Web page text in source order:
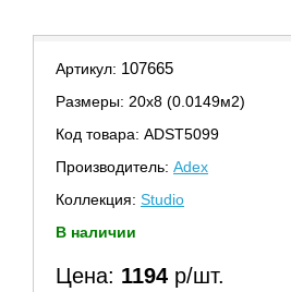
Артикул: 107665
Размеры: 20х8 (0.0149м2)
Код товара: ADST5099
Производитель: Adex
Коллекция: Studio
В наличии
Цена: 1194 р/шт.